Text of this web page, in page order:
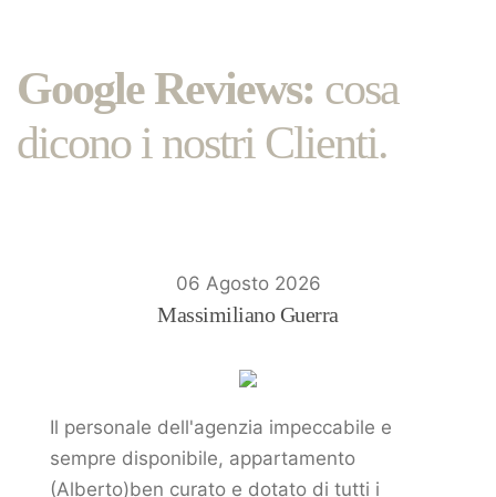
Google Reviews: cosa
dicono i nostri Clienti.
06 Agosto 2026
Massimiliano Guerra
Il personale dell'agenzia impeccabile e
sempre disponibile, appartamento
(Alberto)ben curato e dotato di tutti i